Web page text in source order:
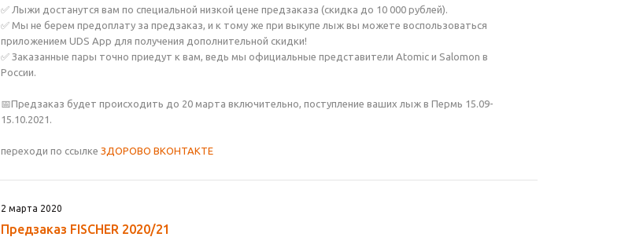
✅ Лыжи достанутся вам по специальной низкой цене предзаказа (скидка до 10 000 рублей).
✅ Мы не берем предоплату за предзаказ, и к тому же при выкупе лыж вы можете воспользоваться
приложением UDS App для получения дополнительной скидки!
✅ Заказанные пары точно приедут к вам, ведь мы официальные представители Atomic и Salomon в
России.
📅Предзаказ будет происходить до 20 марта включительно, поступление ваших лыж в Пермь 15.09-
15.10.2021.
переходи по ссылке ЗДОРОВО ВКОНТАКТЕ
2 марта 2020
Предзаказ FISCHER 2020/21